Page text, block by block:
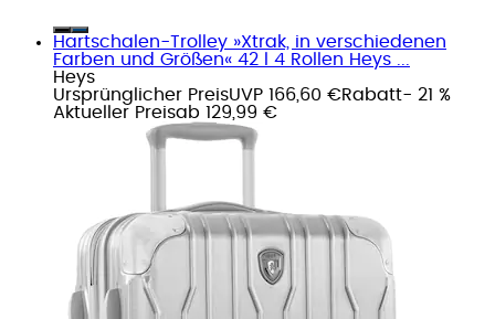
Hartschalen-Trolley »Xtrak, in verschiedenen
Farben und Größen« 42 l 4 Rollen Heys ...
Heys
Ursprünglicher PreisUVP 166,60 €Rabatt- 21 %
Aktueller Preisab 129,99 €